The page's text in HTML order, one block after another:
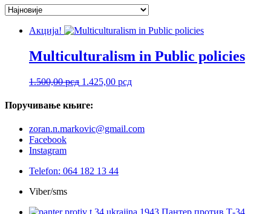
Акција!
Multiculturalism in Public policies
1.500,00рсд Оригинална
је
1.500,00 рсд.
1.425,00 рсдТренутна
Поручивање књиге:
zoran.n.markovic@gmail.com
Facebook
Instagram
Telefon: 064 182 13 44
Viber/sms